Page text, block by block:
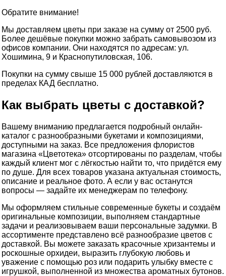
Обратите внимание!
Мы доставляем цветы при заказе на сумму от 2500 руб.
Более дешёвые покупки можно забрать самовывозом из
офисов компании. Они находятся по адресам: ул.
Хошимина, 9 и Краснопутиловская, 106.
Покупки на сумму свыше 15 000 рублей доставляются в
пределах КАД бесплатно.
Как выбрать цветы с доставкой?
Вашему вниманию предлагается подробный онлайн-
каталог с разнообразными букетами и композициями,
доступными на заказ. Все предложения флористов
магазина «Цветотека» отсортированы по разделам, чтобы
каждый клиент мог с лёгкостью найти то, что придётся ему
по душе. Для всех товаров указана актуальная стоимость,
описание и реальное фото. А если у вас останутся
вопросы — задайте их менеджерам по телефону.
Мы оформляем стильные современные букеты и создаём
оригинальные композиции, выполняем стандартные
задачи и реализовываем ваши персональные задумки. В
ассортименте представлено всё разнообразие цветов с
доставкой. Вы можете заказать красочные хризантемы и
роскошные орхидеи, выразить глубокую любовь и
уважение с помощью роз или подарить улыбку вместе с
игрушкой, выполненной из множества ароматных бутонов.